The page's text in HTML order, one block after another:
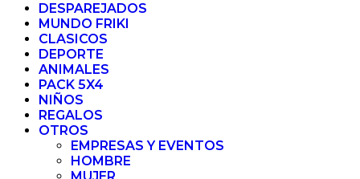
DESPAREJADOS
MUNDO FRIKI
CLASICOS
DEPORTE
ANIMALES
PACK 5X4
NIÑOS
REGALOS
OTROS
EMPRESAS Y EVENTOS
HOMBRE